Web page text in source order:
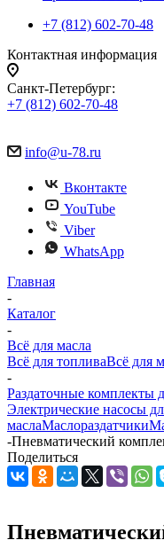
+7 (812) 602-70-48
Контактная информация
Санкт-Петербург:
+7 (812) 602-70-48
info@u-78.ru
Вконтакте
YouTube
Viber
WhatsApp
Главная
-
Каталог
-
Всё для масла
Всё для топливаВсё для
-
Раздаточные комплекты
Электрические насосы
маслаМаслораздатчики
-Пневматический
Поделиться